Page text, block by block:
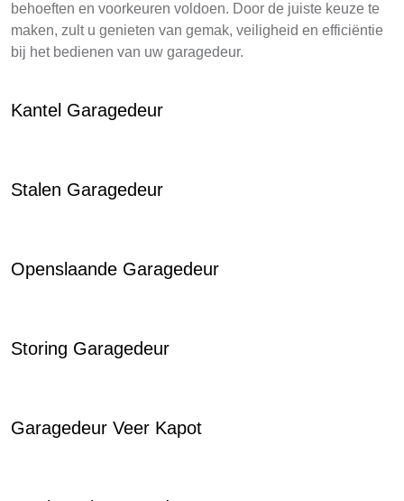
behoeften en voorkeuren voldoen. Door de juiste keuze te
maken, zult u genieten van gemak, veiligheid en efficiëntie
bij het bedienen van uw garagedeur.
Kantel Garagedeur
Stalen Garagedeur
Openslaande Garagedeur
Storing Garagedeur
Garagedeur Veer Kapot